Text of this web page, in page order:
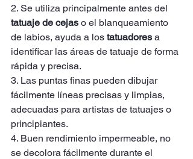
2. Se utiliza principalmente antes del
tatuaje de cejas o el blanqueamiento
de labios, ayuda a los tatuadores a
identificar las áreas de tatuaje de forma
rápida y precisa.
3. Las puntas finas pueden dibujar
fácilmente líneas precisas y limpias,
adecuadas para artistas de tatuajes o
principiantes.
4. Buen rendimiento impermeable, no
se decolora fácilmente durante el